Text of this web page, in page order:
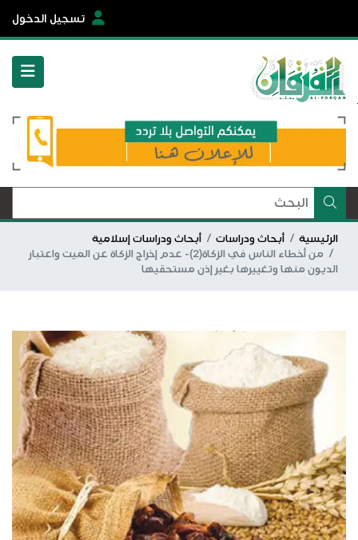
تسجيل الدخول
الرئيسية أبحاث ودراسات
أبحاث ودراسات إسلامية
من أخطاء الناس في الزكاة(2)- عدم إخراج الزكاة عن الميت واعتبار
الديون منها وتغييرها بغير إذن مستحقيها